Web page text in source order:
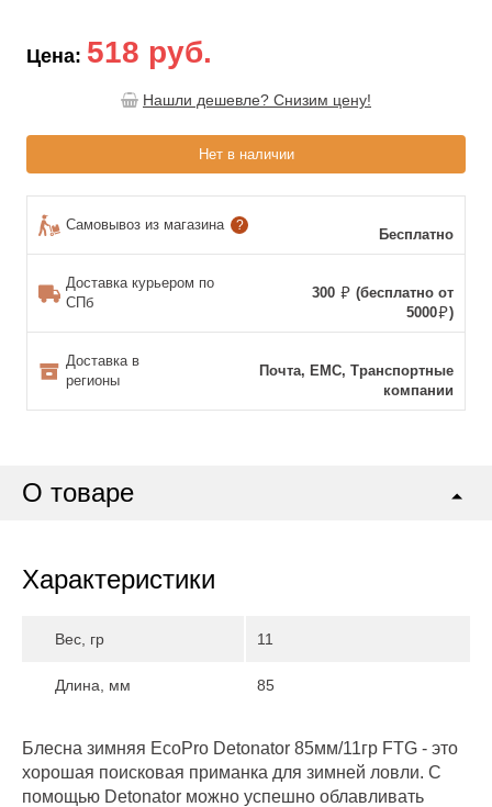
Цена: 518 руб.
Нашли дешевле? Снизим цену!
Нет в наличии
Самовывоз из магазина ?
Бесплатно
Доставка курьером по
СПб
300
(бесплатно от
5000
)
Доставка в
регионы
Почта, ЕМС, Транспортные
компании
О товаре
Характеристики
Вес, гр 11
Длина, мм 85
Блесна зимняя EcoPro Detonator 85мм/11гр FTG - это
хорошая поисковая приманка для зимней ловли. С
помощью Detonator можно успешно облавливать